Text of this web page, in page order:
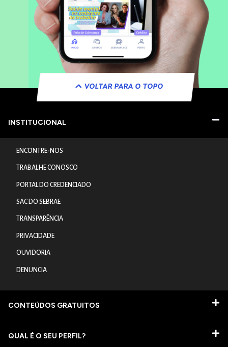
VOLTAR PARA O TOPO
INSTITUCIONAL
ENCONTRE-NOS
TRABALHE CONOSCO
PORTAL DO CREDENCIADO
SAC DO SEBRAE
TRANSPARÊNCIA
PRIVACIDADE
OUVIDORIA
DENUNCIA
CONTEÚDOS GRATUITOS
QUAL É O SEU PERFIL?